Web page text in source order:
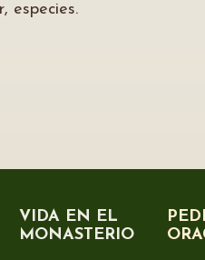
especies.
VIDA EN EL
MONASTERIO